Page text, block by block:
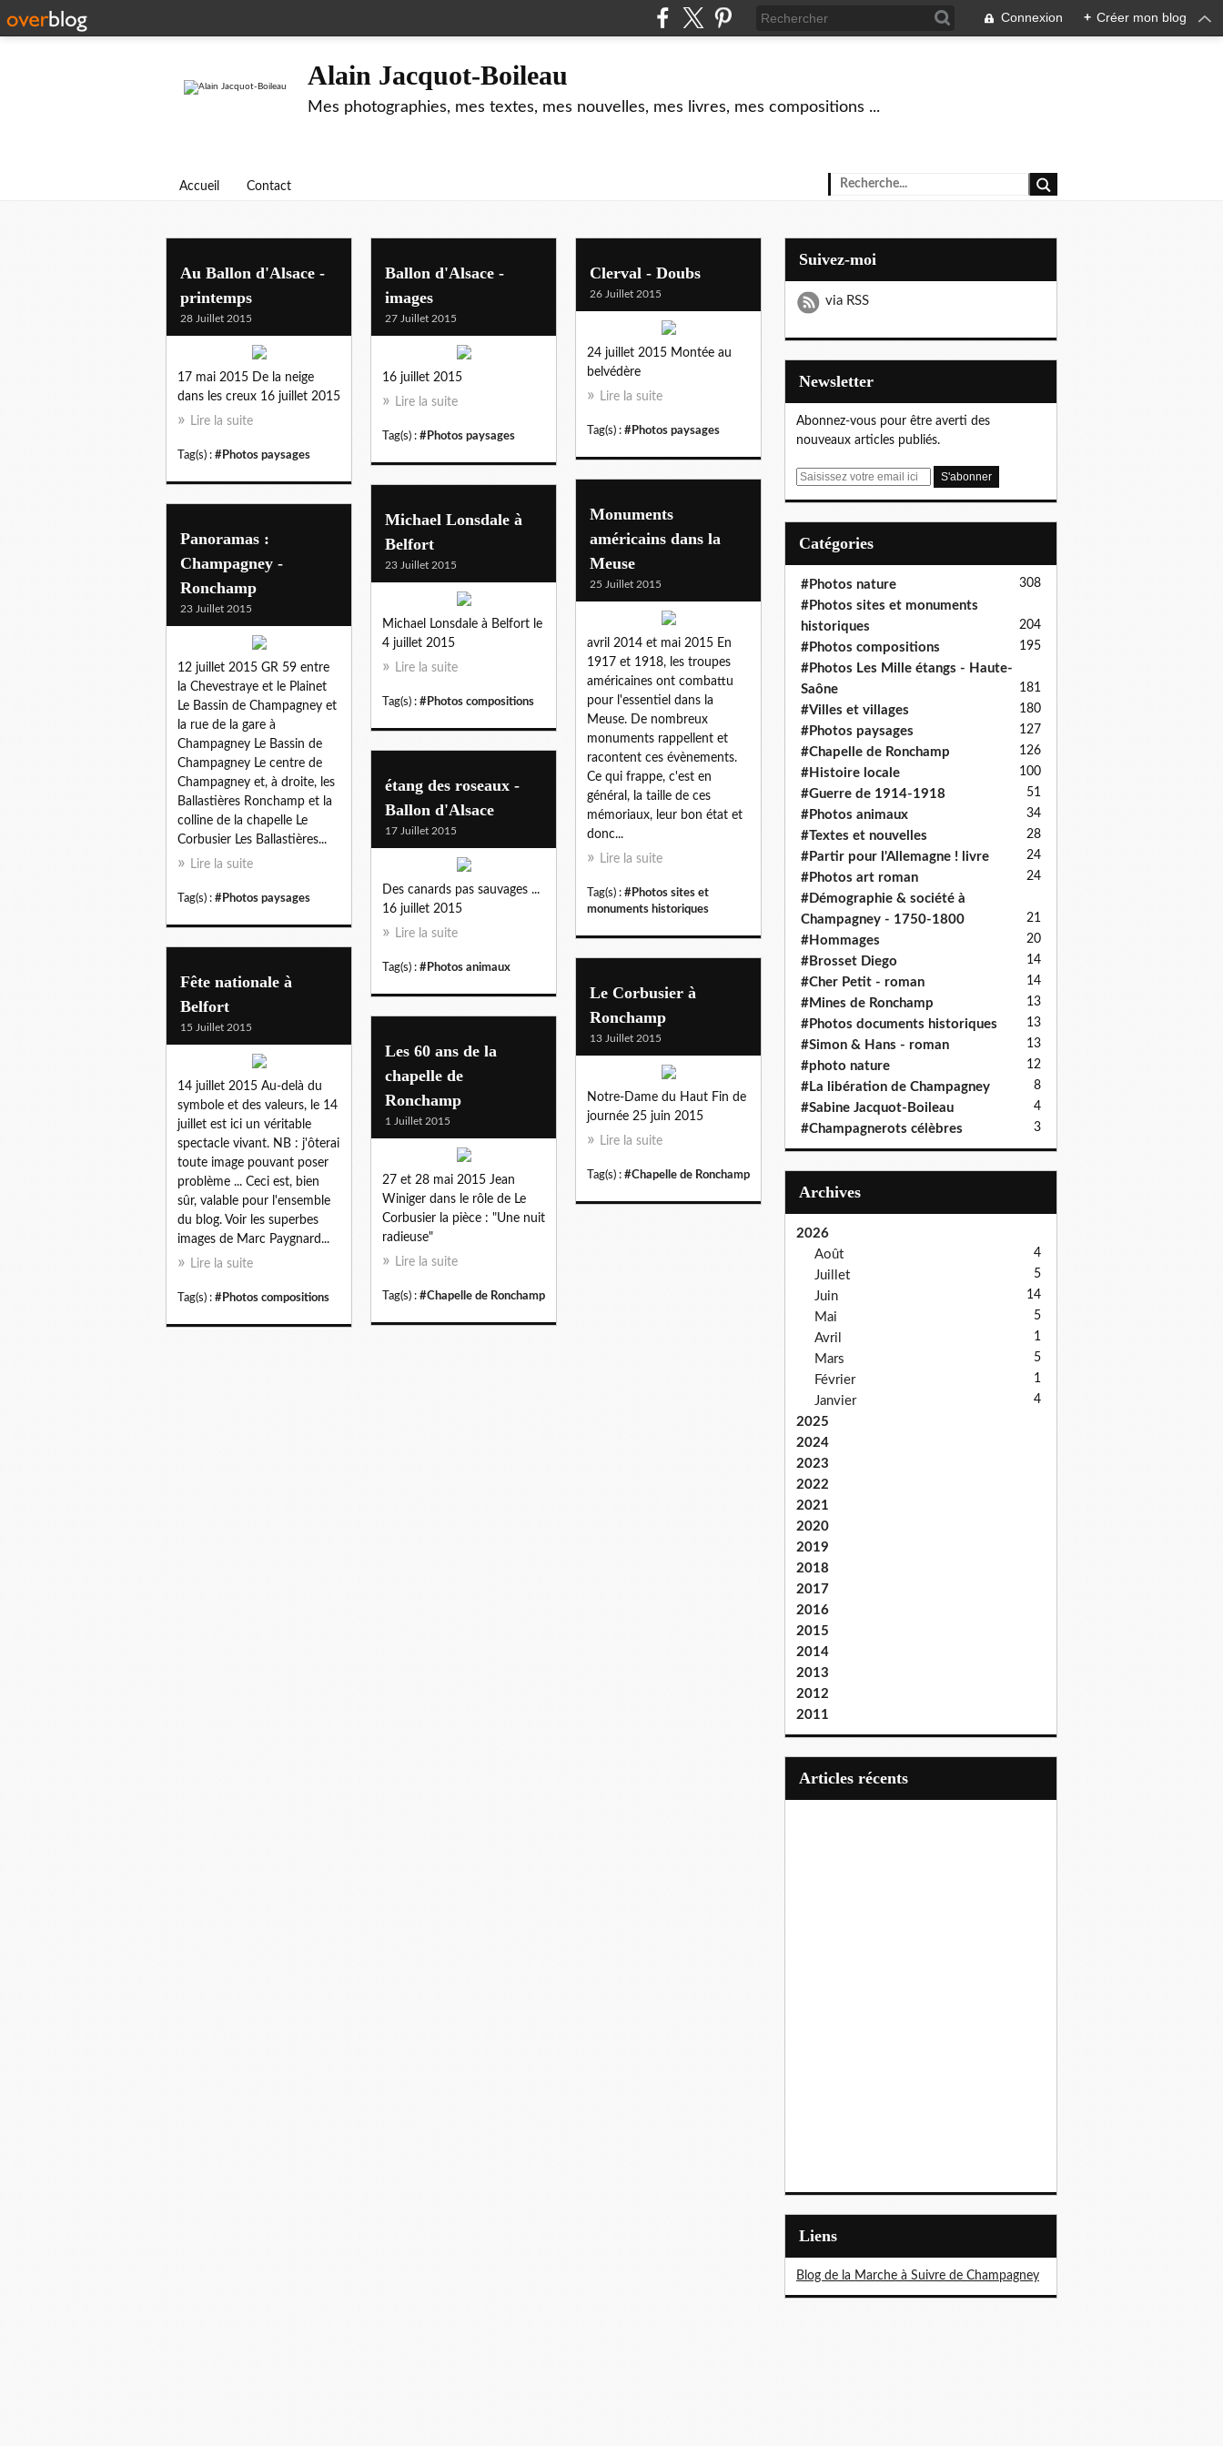
Connexion + Créer mon blog
Alain Jacquot-Boileau
Mes photographies, mes textes, mes nouvelles, mes livres, mes compositions ...
Accueil Contact
Au Ballon d'Alsace -
printemps
28 Juillet 2015
17 mai 2015 De la neige
dans les creux 16 juillet 2015
Lire la suite
Tag(s) : #Photos paysages
Ballon d'Alsace -
images
27 Juillet 2015
16 juillet 2015
Lire la suite
Tag(s) : #Photos paysages
Clerval - Doubs
26 Juillet 2015
24 juillet 2015 Montée au
belvédère
Lire la suite
Tag(s) : #Photos paysages
Monuments
américains dans la
Meuse
25 Juillet 2015
avril 2014 et mai 2015 En
1917 et 1918, les troupes
américaines ont combattu
pour l'essentiel dans la
Meuse. De nombreux
monuments rappellent et
racontent ces évènements.
Ce qui frappe, c'est en
général, la taille de ces
mémoriaux, leur bon état et
donc...
Lire la suite
Tag(s) : #Photos sites et
monuments historiques
Michael Lonsdale à
Belfort
23 Juillet 2015
Michael Lonsdale à Belfort le
4 juillet 2015
Lire la suite
Tag(s) : #Photos compositions
Panoramas :
Champagney -
Ronchamp
23 Juillet 2015
12 juillet 2015 GR 59 entre
la Chevestraye et le Plainet
Le Bassin de Champagney et
la rue de la gare à
Champagney Le Bassin de
Champagney Le centre de
Champagney et, à droite, les
Ballastières Ronchamp et la
colline de la chapelle Le
Corbusier Les Ballastières...
Lire la suite
Tag(s) : #Photos paysages
étang des roseaux -
Ballon d'Alsace
17 Juillet 2015
Des canards pas sauvages ...
16 juillet 2015
Lire la suite
Tag(s) : #Photos animaux
Fête nationale à
Belfort
15 Juillet 2015
14 juillet 2015 Au-delà du
symbole et des valeurs, le 14
juillet est ici un véritable
spectacle vivant. NB : j'ôterai
toute image pouvant poser
problème ... Ceci est, bien
sûr, valable pour l'ensemble
du blog. Voir les superbes
images de Marc Paygnard...
Lire la suite
Tag(s) : #Photos compositions
Le Corbusier à
Ronchamp
13 Juillet 2015
Notre-Dame du Haut Fin de
journée 25 juin 2015
Lire la suite
Tag(s) : #Chapelle de Ronchamp
Les 60 ans de la
chapelle de
Ronchamp
1 Juillet 2015
27 et 28 mai 2015 Jean
Winiger dans le rôle de Le
Corbusier la pièce : "Une nuit
radieuse"
Lire la suite
Tag(s) : #Chapelle de Ronchamp
Suivez-moi
via RSS
Newsletter
Abonnez-vous pour être averti des
nouveaux articles publiés.
E
Catégories
#Photos nature 308
#Photos sites et monuments
historiques
204
#Photos compositions 195
#Photos Les Mille étangs - Haute-
Saône
181
#Villes et villages 180
#Photos paysages 127
#Chapelle de Ronchamp 126
#Histoire locale 100
#Guerre de 1914-1918 51
#Photos animaux 34
#Textes et nouvelles 28
#Partir pour l'Allemagne ! livre 24
#Photos art roman 24
#Démographie & société à
Champagney - 1750-1800
21
#Hommages 20
#Brosset Diego 14
#Cher Petit - roman 14
#Mines de Ronchamp 13
#Photos documents historiques 13
#Simon & Hans - roman 13
#photo nature 12
#La libération de Champagney 8
#Sabine Jacquot-Boileau 4
#Champagnerots célèbres 3
Archives
2026
Août
4
Juillet 5
Juin 14
Mai 5
Avril 1
Mars 5
Février 1
Janvier 4
2025
2024
2023
2022
2021
2020
2019
2018
2017
2016
2015
2014
2013
2012
2011
articles récents
Liens
Blog de la Marche à Suivre de Champagney